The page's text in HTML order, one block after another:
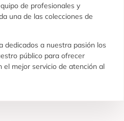
de profesionales y
una de las colecciones de
dedicados a nuestra pasión los
público para ofrecer
el mejor servicio de atención al